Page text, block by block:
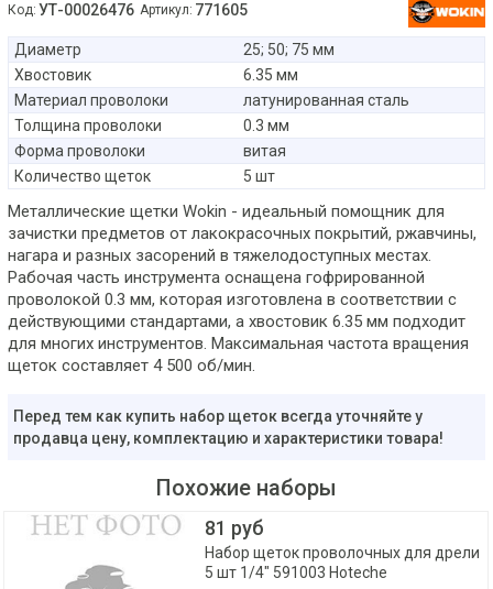
Код: УТ-00026476 Артикул: 771605
Диаметр
25; 50; 75 мм
Хвостовик
6.35 мм
Материал проволоки
латунированная сталь
Толщина проволоки
0.3 мм
Форма проволоки
витая
Количество щеток
5 шт
Металлические щетки Wokin - идеальный помощник для
зачистки предметов от лакокрасочных покрытий, ржавчины,
нагара и разных засорений в тяжелодоступных местах.
Рабочая часть инструмента оснащена гофрированной
проволокой 0.3 мм, которая изготовлена в соответствии с
действующими стандартами, а хвостовик 6.35 мм подходит
для многих инструментов. Максимальная частота вращения
щеток составляет 4 500 об/мин.
Перед тем как купить набор щеток всегда уточняйте у
продавца цену, комплектацию и характеристики товара!
Похожие наборы
81 руб
Набор щеток проволочных для дрели
5 шт 1/4" 591003 Hoteche